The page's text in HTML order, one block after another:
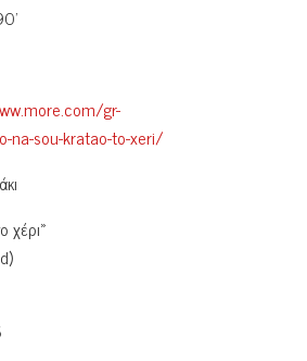
gr-
sou-kratao-to-xeri/